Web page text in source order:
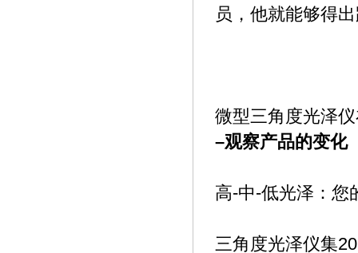
员，他就能够得
微型三角度光泽仪
–观察产品的变化
高-中-低光泽：您
三角度光泽仪集